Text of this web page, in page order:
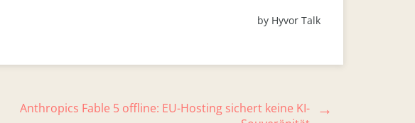
Anthropics Fable 5 offline: EU-Hosting sichert keine KI-